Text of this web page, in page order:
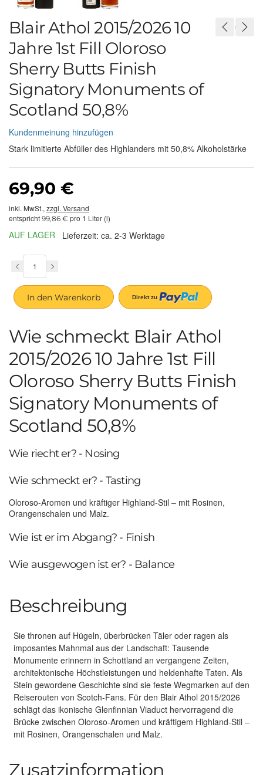
Blair Athol 2015/2026 10
Jahre 1st Fill Oloroso
Sherry Butts Finish
Signatory Monuments of
Scotland 50,8%
Kundenmeinung hinzufügen
Stark limitierte Abfüller des Highlanders mit 50,8% Alkoholstärke
69,90 €
inkl. MwSt., zzgl. Versand
entspricht 99,86 € pro 1 Liter (l)
AUF LAGER Lieferzeit: ca. 2-3 Werktage
In den Warenkorb
Wie schmeckt Blair Athol
2015/2026 10 Jahre 1st Fill
Oloroso Sherry Butts Finish
Signatory Monuments of
Scotland 50,8%
Wie riecht er? - Nosing
Wie schmeckt er? - Tasting
Oloroso-Aromen und kräftiger Highland-Stil – mit Rosinen,
Orangenschalen und Malz.
Wie ist er im Abgang? - Finish
Wie ausgewogen ist er? - Balance
Beschreibung
Sie thronen auf Hügeln, überbrücken Täler oder ragen als
imposantes Mahnmal aus der Landschaft: Tausende
Monumente erinnern in Schottland an vergangene Zeiten,
architektonische Höchstleistungen und heldenhafte Taten. Als
Stein gewordene Geschichte sind sie feste Wegmarken auf den
Reiserouten von Scotch-Fans. Für den Blair Athol 2015/2026
schlägt das ikonische Glenfinnian Viaduct hervorragend die
Brücke zwischen Oloroso-Aromen und kräftigem Highland-Stil –
mit Rosinen, Orangenschalen und Malz.
Zusatzinformation